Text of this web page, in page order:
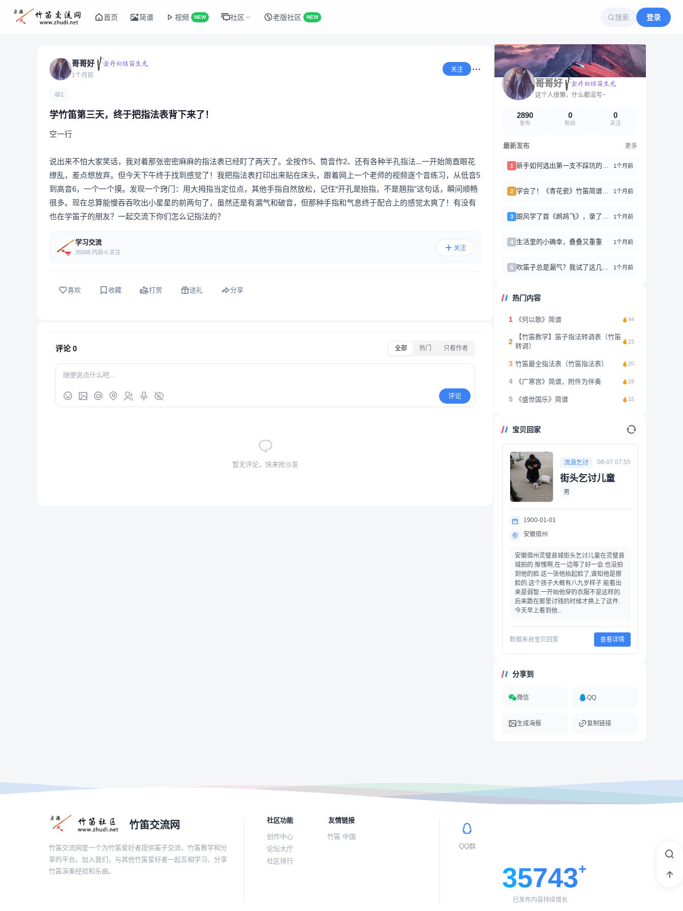
首页 简谱 视频 NEW 社区 老版社区 NEW 搜索 登录
哥哥好
1个月前
关注
1
学竹笛第三天，终于把指法表背下来了！
空一行
说出来不怕大家笑话，我对着那张密密麻麻的指法表已经盯了两天了。全按作5、筒音作2、还有各种半孔指法...一开始简直眼花
缭乱，差点想放弃。但今天下午终于找到感觉了！我把指法表打印出来贴在床头，跟着网上一个老师的视频逐个音练习，从低音5
到高音6，一个一个摸。发现一个窍门：用大拇指当定位点，其他手指自然放松，记住“开孔是抬指，不是翘指”这句话，瞬间顺畅
很多。现在总算能慢吞吞吹出小星星的前两句了，虽然还是有漏气和破音，但那种手指和气息终于配合上的感觉太爽了！有没有
也在学笛子的朋友？一起交流下你们怎么记指法的？
学习交流
35598 内容 0 关注
关注
喜欢 收藏 打赏 送礼 分享
评论0 全部 热门 只看作者
评论
暂无评论，快来抢沙发
哥哥好
这个人很懒，什么都没写~
2890
发布
0
粉丝
0
关注
最新发布 更多
1 新手如何选出第一支不踩坑的竹笛？ 1个月前
2 学会了！《青花瓷》竹笛简谱分享 1个月前
3 跟风学了首《鹧鸪飞》，录了好几遍才稍微能听 1个月前
4 生活里的小确幸，叠叠又重重 1个月前
5 吹笛子总是漏气？我试了这几个方法真的有效！ 1个月前
热门内容
1 《何以歌》简谱 44
2
【竹笛教学】笛子指法转调表（竹笛
转调）
23
3 竹笛最全指法表（竹笛指法表） 20
4 《广寒宫》简谱，附件为伴奏 18
5 《盛世国乐》简谱 15
宝贝回家
流浪乞讨 08-07 07:55
街头乞讨儿童
男
1900-01-01
安徽宿州
安徽宿州灵璧县城街头乞讨儿童在灵璧县
城拍的.惭愧啊,在一边等了好一会.也没拍
到他的脸.这一张他抬起脸了,谁知他是擦
脸的.这个孩子大概有八九岁样子.能看出
来是弱智.一开始他穿的衣服不是这样的.
后来跪在那里讨钱的时候才换上了这件.
今天早上看到他...
数据来自宝贝回家 查看详情
分享到
微信 QQ
生成海报 复制链接
竹笛交流网
竹笛交流网是一个为竹笛爱好者提供笛子交流，竹笛教学和分
享的平台。加入我们，与其他竹笛爱好者一起互相学习、分享
竹笛演奏经验和乐曲。
社区功能
创作中心
论坛大厅
社区排行
友情链接
竹笛.中国
QQ群
35743
已发布内容持续增长